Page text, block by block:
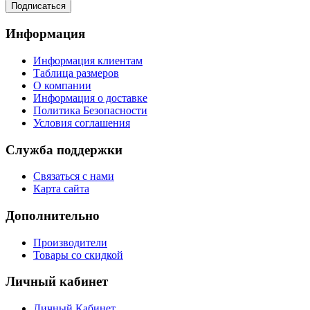
Подписаться
Информация
Информация клиентам
Таблица размеров
О компании
Информация о доставке
Политика Безопасности
Условия соглашения
Служба поддержки
Связаться с нами
Карта сайта
Дополнительно
Производители
Товары со скидкой
Личный кабинет